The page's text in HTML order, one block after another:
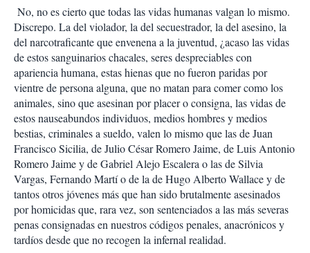
a
r
t
i
r
No, no es cierto que todas las vidas humanas valgan lo mismo.
Discrepo. La del violador, la del secuestrador, la del asesino, la
del narcotraficante que envenena a la juventud, ¿acaso las vidas
de estos sanguinarios chacales, seres despreciables con
apariencia humana, estas hienas que no fueron paridas por
vientre de persona alguna, que no matan para comer como los
animales, sino que asesinan por placer o consigna, las vidas de
estos nauseabundos individuos, medios hombres y medios
bestias, criminales a sueldo, valen lo mismo que las de Juan
Francisco Sicilia, de Julio César Romero Jaime, de Luis Antonio
Romero Jaime y de Gabriel Alejo Escalera o las de Silvia
Vargas, Fernando Martí o de la de Hugo Alberto Wallace y de
tantos otros jóvenes más que han sido brutalmente asesinados
por homicidas que, rara vez, son sentenciados a las más severas
penas consignadas en nuestros códigos penales, anacrónicos y
tardíos desde que no recogen la infernal realidad.